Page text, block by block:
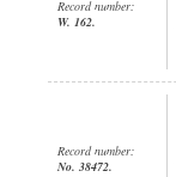
Record number:
W. 162.
Record number:
No. 38472.